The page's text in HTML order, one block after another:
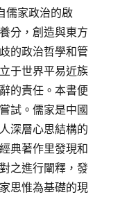
儒家政治的啟
分，創造與東方
的政治哲學和管
于世界平易近族
的責任。本書便
試。儒家是中國
深層心思結構的
典著作里發現和
之進行闡釋，發
思惟為基礎的現